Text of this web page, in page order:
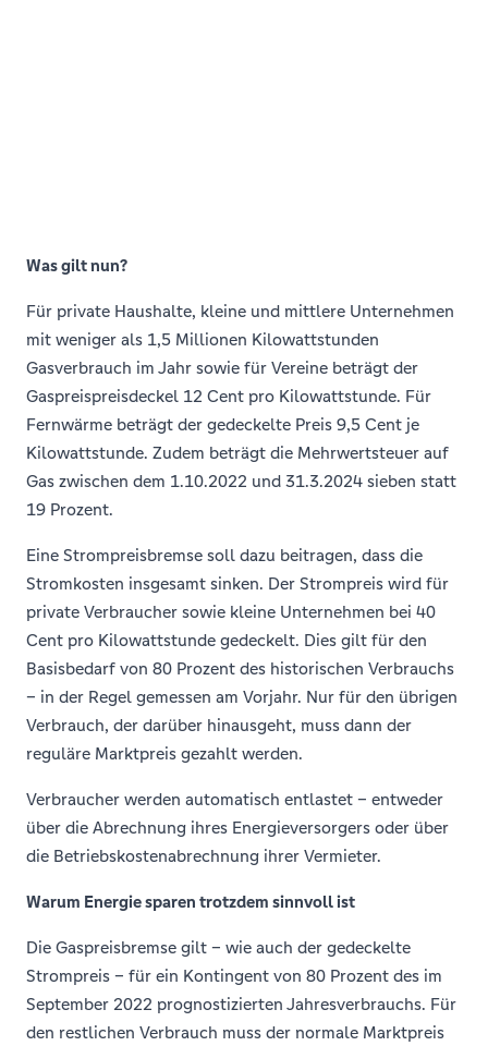
Was gilt nun?
Für private Haushalte, kleine und mittlere Unternehmen
mit weniger als 1,5 Millionen Kilowattstunden
Gasverbrauch im Jahr sowie für Vereine beträgt der
Gaspreispreisdeckel 12 Cent pro Kilowattstunde. Für
Fernwärme beträgt der gedeckelte Preis 9,5 Cent je
Kilowattstunde. Zudem beträgt die Mehrwertsteuer auf
Gas zwischen dem 1.10.2022 und 31.3.2024 sieben statt
19 Prozent.
Eine Strompreisbremse soll dazu beitragen, dass die
Stromkosten insgesamt sinken. Der Strompreis wird für
private Verbraucher sowie kleine Unternehmen bei 40
Cent pro Kilowattstunde gedeckelt. Dies gilt für den
Basisbedarf von 80 Prozent des historischen Verbrauchs
– in der Regel gemessen am Vorjahr. Nur für den übrigen
Verbrauch, der darüber hinausgeht, muss dann der
reguläre Marktpreis gezahlt werden.
Verbraucher werden automatisch entlastet – entweder
über die Abrechnung ihres Energieversorgers oder über
die Betriebskostenabrechnung ihrer Vermieter.
Warum Energie sparen trotzdem sinnvoll ist
Die Gaspreisbremse gilt – wie auch der gedeckelte
Strompreis – für ein Kontingent von 80 Prozent des im
September 2022 prognostizierten Jahresverbrauchs. Für
den restlichen Verbrauch muss der normale Marktpreis